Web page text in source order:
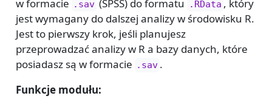
w formacie .sav (SPSS) do formatu .RData , który
jest wymagany do dalszej analizy w środowisku R.
Jest to pierwszy krok, jeśli planujesz
przeprowadzać analizy w R a bazy danych, które
posiadasz są w formacie .sav .
Funkcje modułu: